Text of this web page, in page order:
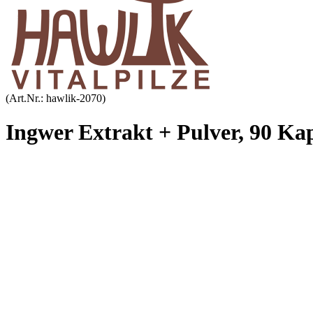
(Art.Nr.: hawlik-2070)
Ingwer Extrakt + Pulver, 90